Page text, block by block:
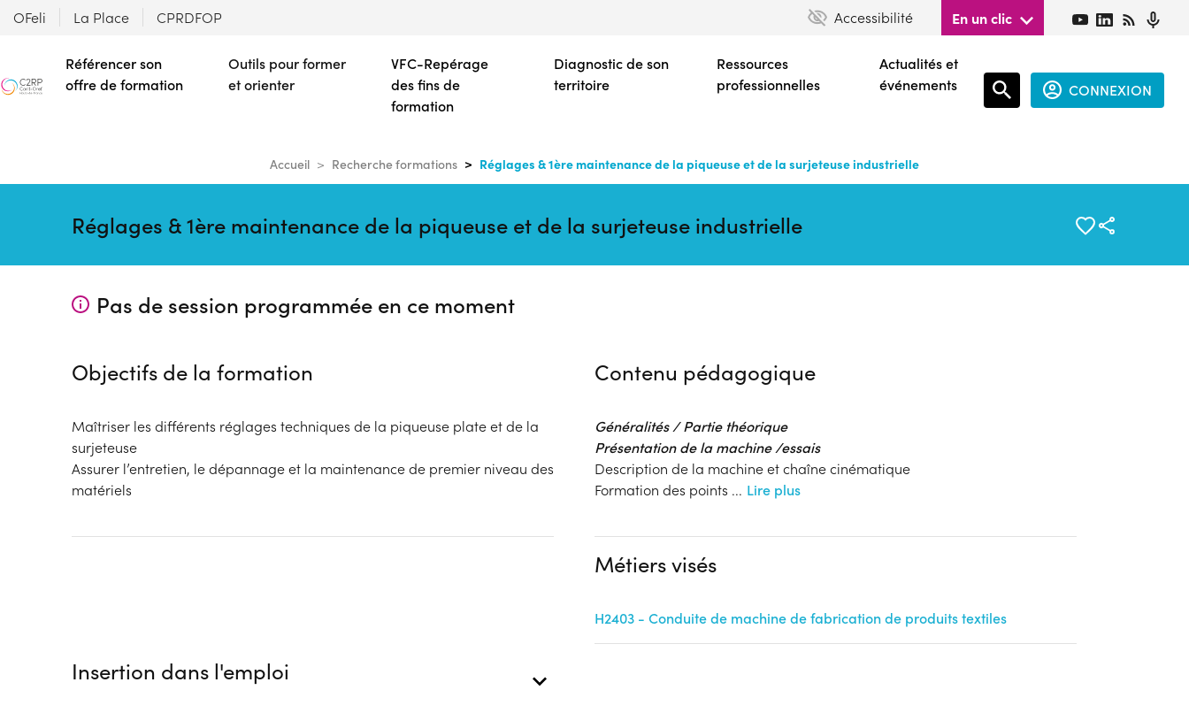
contenu
principal
OFeli La Place CPRDFOP Accessibilité En un clic
Référencer son
offre de formation
Outils pour former
et orienter
VFC-Repérage
des fins de
formation
Diagnostic de son
territoire
Ressources
professionnelles
Actualités et
événements
CONNEXION
Accueil Recherche formations Réglages & 1ère maintenance de la piqueuse et de la surjeteuse industrielle
Réglages & 1ère maintenance de la piqueuse et de la surjeteuse industrielle
Pas de session programmée en ce moment
Objectifs de la formation
Maîtriser les différents réglages techniques de la piqueuse plate et de la
surjeteuse
Assurer l’entretien, le dépannage et la maintenance de premier niveau des
matériels
Contenu pédagogique
Généralités / Partie théorique
Présentation de la machine /essais
Description de la machine et chaîne cinématique
Formation des points ... Lire plus
Métiers visés
H2403 - Conduite de machine de fabrication de produits textiles
Insertion dans l'emploi